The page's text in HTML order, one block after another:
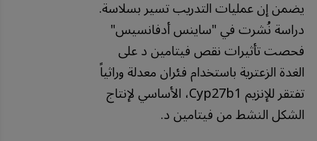
يضمن إن عمليات التدريب تسير بسلاسة.
دراسة نُشرت في "ساينس أدفانسيس"
فحصت تأثيرات نقص فيتامين د على
الغدة الزعترية باستخدام فئران معدلة وراثياً
تفتقر للإنزيم Cyp27b1، الأساسي لإنتاج
الشكل النشط من فيتامين د.